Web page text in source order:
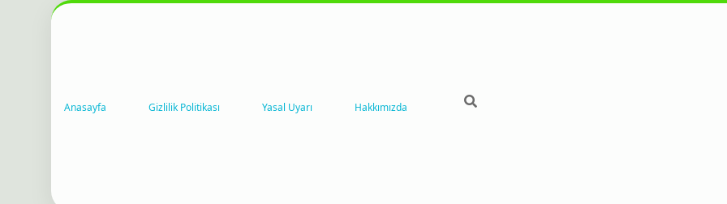
Anasayfa Gizlilik Politikası Yasal Uyarı Hakkımızda